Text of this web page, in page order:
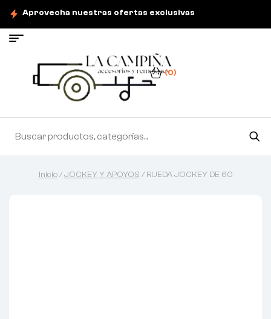
Aprovecha nuestras ofertas exclusivas
(0)
Inicio/JOCKEY Y APOYOS / RUEDA JOCKEY DE 60